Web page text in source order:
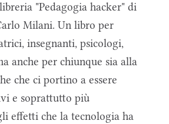
"Pedagogia hacker" di
Milani. Un libro per
insegnanti, psicologi,
anche per chiunque sia alla
che ci portino a essere
e soprattutto più
effetti che la tecnologia ha